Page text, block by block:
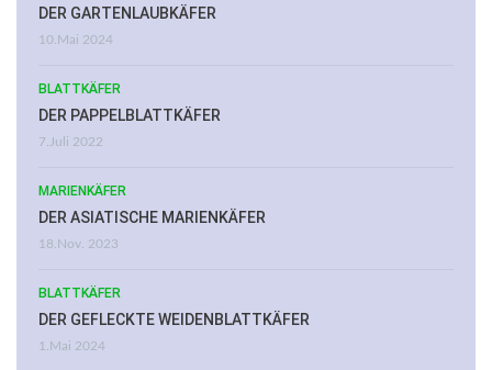
DER GARTENLAUBKÄFER
10.Mai 2024
BLATTKÄFER
DER PAPPELBLATTKÄFER
7.Juli 2022
MARIENKÄFER
DER ASIATISCHE MARIENKÄFER
18.Nov. 2023
BLATTKÄFER
DER GEFLECKTE WEIDENBLATTKÄFER
1.Mai 2024